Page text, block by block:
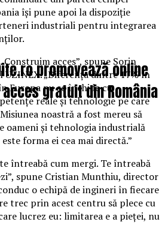
își pune apoi la dispoziție
industriali pentru integrarea
acces”, spune Sorin
UZINEX. „Diferența dintre 17% în
Europa nu se închide cu
reale și tehnologie pe care
noastră a fost mereu să
oameni și tehnologia industrială
forma ei cea mai directă.”
întreabă cum mergi. Te întreabă
spune Cristian Munthiu, director
o echipă de ingineri în fiecare
trec prin acest centru să plece cu
lucrez eu: limitarea e a pieței, nu
promovează online
gratuit din România